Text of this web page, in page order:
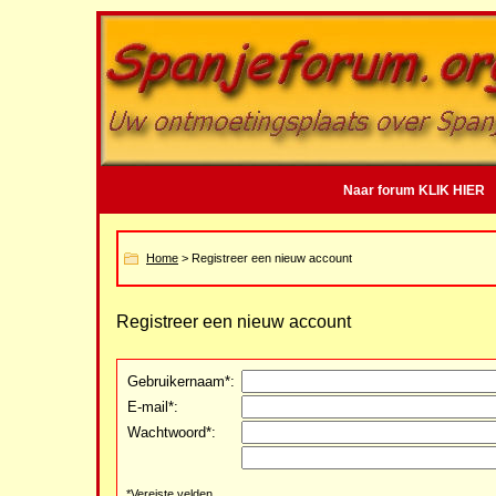
Naar forum KLIK HIER
Home > Registreer een nieuw account
Registreer een nieuw account
Gebruikernaam*:
E-mail*:
Wachtwoord*: